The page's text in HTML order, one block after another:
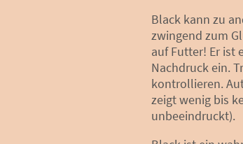
Black kann zu
zwingend zum
auf Futter! Er ist
Nachdruck ein.
kontrollieren.
zeigt wenig bis
unbeeindruckt).